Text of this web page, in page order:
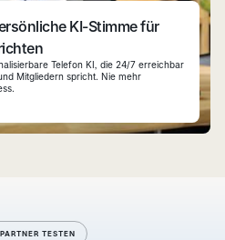
KI-Stimme für
Telefon KI, die 24/7 erreichbar
Mitgliedern spricht. Nie mehr
TESTEN